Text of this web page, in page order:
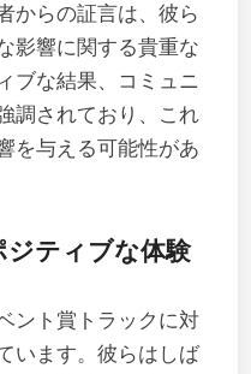
からの証言は、彼ら
影響に関する貴重な
ブな結果、コミュニ
調されており、これ
を与える可能性があ
ジティブな体験
ント賞トラックに対
います。彼らはしば